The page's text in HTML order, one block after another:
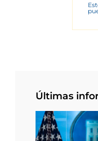
Últimas